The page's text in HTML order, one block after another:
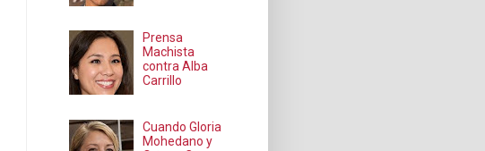
Prensa
Machista
contra Alba
Carrillo
Cuando Gloria
Mohedano y